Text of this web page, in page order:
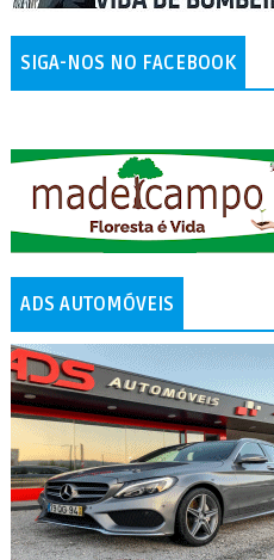
SIGA-NOS NO FACEBOOK
ADS AUTOMÓVEIS